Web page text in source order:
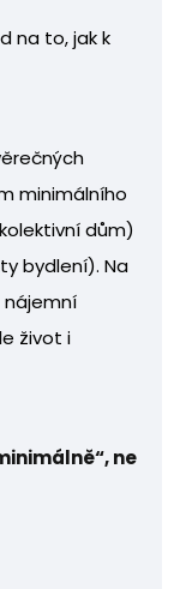
na to, jak k
minimálního
dům)
bydlení). Na
nájemní
život i
ne